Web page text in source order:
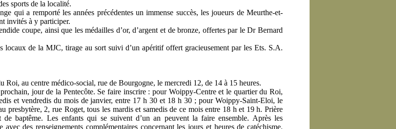
sports de la localité.
qui a remporté les années précédentes un immense succès, les joueurs de Meurthe-et-
invités à y participer.
coupe, ainsi que les médailles d’or, d’argent et de bronze, offertes par le Dr Bernard
locaux de la MJC, tirage au sort suivi d’un apéritif offert gracieusement par les Ets. S.A.
Roi, au centre médico-social, rue de Bourgogne, le mercredi 12, de 14 à 15 heures.
jour de la Pentecôte. Se faire inscrire : pour Woippy-Centre et le quartier du Roi,
et vendredis du mois de janvier, entre 17 h 30 et 18 h 30 ; pour Woippy-Saint-Eloi, le
presbytère, 2, rue Roget, tous les mardis et samedis de ce mois entre 18 h et 19 h. Prière
baptême. Les enfants qui se suivent d’un an peuvent la faire ensemble. Après les
des renseignements complémentaires concernant les jours et heures de catéchisme.